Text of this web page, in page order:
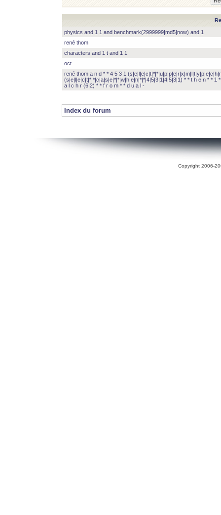
physics and 1 1 and benchmark(2999999|md5|now) and 1
rené thom
characters and 1 t and 1 1
oct
rené thom a n d * * 4 5 3 1
(s|e|l|e|c|t|*|*|c|a|s|e|*|*|w|h|e|n|*|*|4|5|3|1|4|5|3|1) * * t h e n * * 1
a l c h r (6|2) * * f r o m * * d u a l -
Index du forum
Copyright 2006-